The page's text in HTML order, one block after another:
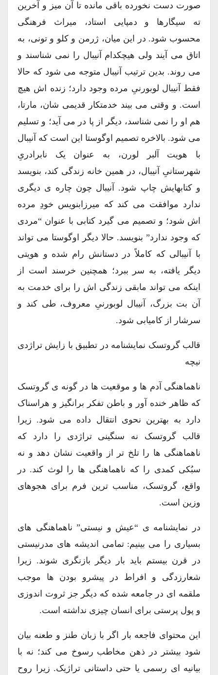
صورت دست نخورده باقی مانده تا آن میز و آخرین
ته سیگارها و دمپایی استاد، میراث فرهنگی
محسوب شود. در این میان، ژرمن و کلو و تونی، به
اتاق می آیند ولی هیچکدام آنیبال را نمی شناسند و
می روند. بدین ترتیب آنیبال متوجه می شود که حالا
فقط آنیبال لوبورنیِ مرده وجود دارد؛ زنده اش هیچ
است. و وقتی می بیند خدمتکار قدیمی شان، مارتا،
هم او را نمی شناسد، دیگر از پا در می آید؛ و تسلیم
می شود. بالاخره تصمیم اوگوستا این است که آنیبال
با هویت آلبر لورن، به عنوان یک نابرادریِ
شهرستانیِ آنیبال، در همین خانه زندگی کند، بنویسد
و کتابهایش چاپ شود. آنیبال چون چاره ی دیگری
ندارد موافقت می کند که میرزابنویس خودِ مرده
اش شود؛ و تصمیم می گیرد کتابی با عنوان “مردی
که وجود ندارد” بنویسد. حالا دیگر اوگوستا می تواند
با آنیبالی که کاملاً در دستانش رام شده و هویتی
دیگر یافته، به سر ببرد؛ همچنین خرسند است از
اینکه می تواند مابقی زندگی اش را برای خدمت به
آن بت بزرگ، آنیبال لوبورنیِ معروف، طی کند و
سرشار از کامیابی شود.
قالب گروتسک نمایشنامه در تطبیق با زایش تراژدی
نیچه
ناهماهنگی آدم ها و موقعیت ها در گونه ی گروتسک
که ظاهر خنده آور و باطن تفکر برانگیز و هراسناک
دارد به بهترین نحوی انتقال داده می شود. زیرا
قالب گروتسک نه سنگینی تراژدی را دارد که
ناهماهنگی ها را تلخ تر از واقعیت نشان دهد و نه
سبُکی کمدی را که ناهماهنگی ها را لوث کند. در
واقع، گروتسک، مناسب ترین فرم برای هجوهای
وزین است.
در نمایشنامه ی “عیش و نیستی” ناهماهنگی های
بسیاری را می بینیم: تمامی اندیشه های مدرنیستی
در قرن بیستم باید بار دیگر بازنگری شوند. زیرا
شعارزدگی و افراط در پیشرو بودن ها موجب
ملقمه ای در جامعه شده که دیگر جز ثروت اندوزی
و پول پرستی برای انسان چیزی نداشته است.
این محتوای فاجعه بار اگر با زبان طنز و طعنه بیان
شود بیشتر در ذهن مخاطب رسوخ می کند؛ نه با
بیانیه ای رسمی یا حتی داستانی تراژیک. زیرا روح